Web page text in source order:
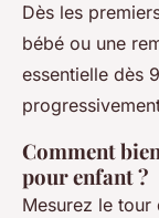
Dès les
bébé ou une
essentielle dès
Comment
pour enfant ?
Mesurez le tour